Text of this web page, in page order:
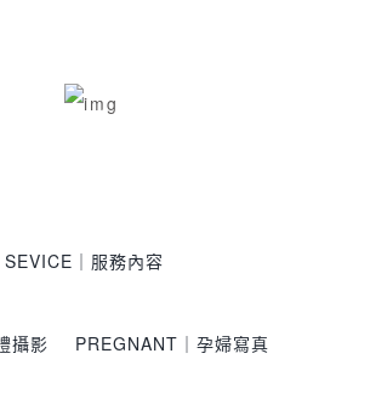
SEVICE｜服務內容
攝影 PREGNANT｜孕婦寫真